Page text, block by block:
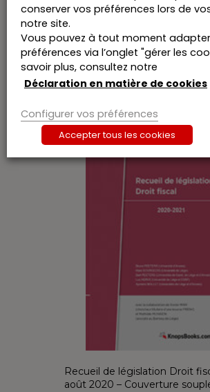
Déclaration à l’impôt des personnes
Vous aimerez peut-être
Recueil de législation Droit
août 2020 – Couverture
conserver vos préférences lors de
notre site.
Vous pouvez à tout moment
préférences via l’onglet "gérer les
savoir plus, consultez notre
Déclaration en matière de cookies
Configurer vos préférences
Accepter tous les cookies